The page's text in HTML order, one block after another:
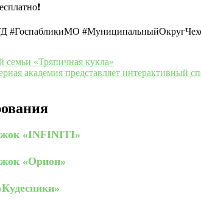
#ГоспабликиМО
семьи «Тряпичная кукла»
академия представляет интерактивный
«INFINITI»
«Орион»